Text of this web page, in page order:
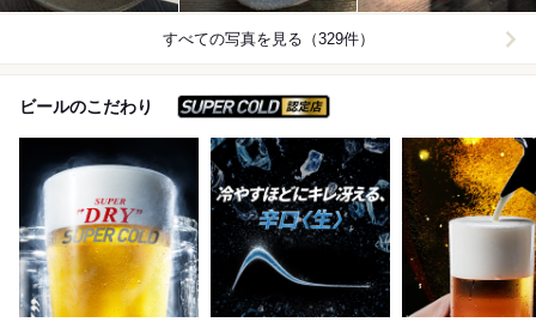
すべての写真を見る（329件）
ビールのこだわり